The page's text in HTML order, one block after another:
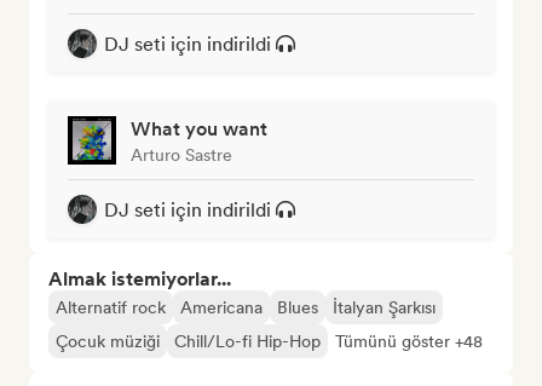
DJ seti için indirildi
What you want
Arturo Sastre
DJ seti için indirildi
Almak istemiyorlar...
Alternatif rock Americana Blues
İtalyan Şarkısı
Çocuk müziği
Chill/Lo-fi Hip-Hop Tümünü göster +48